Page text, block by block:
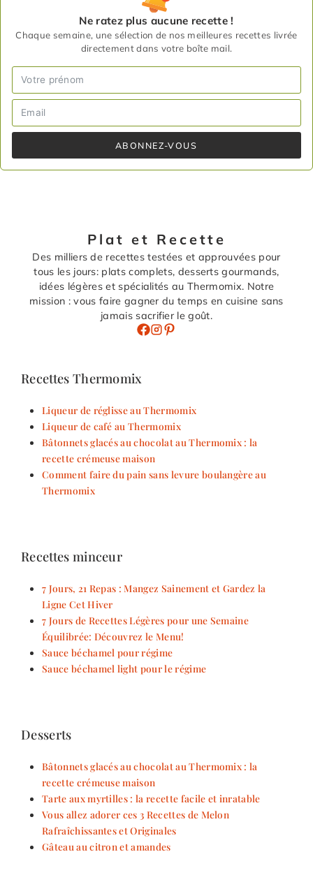
Ne ratez plus aucune recette !
Chaque semaine, une sélection de nos meilleures recettes livrée
directement dans votre boîte mail.
ABONNEZ-VOUS
Plat et Recette
Des milliers de recettes testées et approuvées pour
tous les jours: plats complets, desserts gourmands,
idées légères et spécialités au Thermomix. Notre
mission : vous faire gagner du temps en cuisine sans
jamais sacrifier le goût.
Recettes Thermomix
Liqueur de réglisse au Thermomix
Liqueur de café au Thermomix
Bâtonnets glacés au chocolat au Thermomix : la
recette crémeuse maison
Comment faire du pain sans levure boulangère au
Thermomix
Recettes minceur
7 Jours, 21 Repas : Mangez Sainement et Gardez la
Ligne Cet Hiver
7 Jours de Recettes Légères pour une Semaine
Équilibrée: Découvrez le Menu!
Sauce béchamel pour régime
Sauce béchamel light pour le régime
Desserts
Bâtonnets glacés au chocolat au Thermomix : la
recette crémeuse maison
Tarte aux myrtilles : la recette facile et inratable
Vous allez adorer ces 3 Recettes de Melon
Rafraîchissantes et Originales
Gâteau au citron et amandes